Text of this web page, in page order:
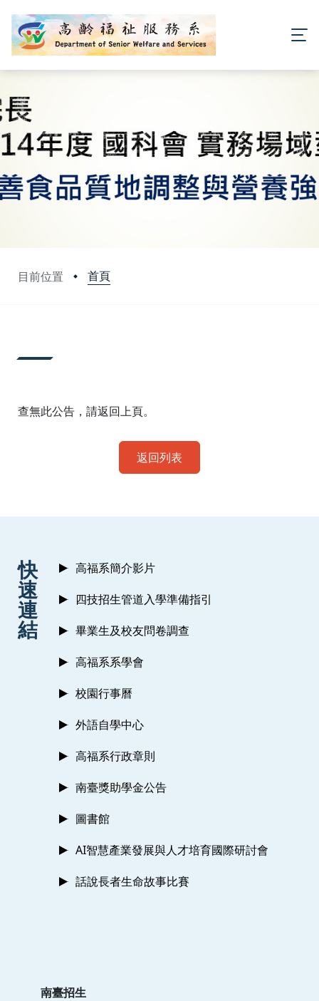
目前位置 首頁
查無此公告，請返回上頁。
返回列表
快
速
連
結
高福系簡介影片
四技招生管道入學準備指引
畢業生及校友問卷調查
高福系系學會
校園行事曆
外語自學中心
高福系行政章則
南臺獎助學金公告
圖書館
AI智慧產業發展與人才培育國際研討會
話說長者生命故事比賽
南臺招生